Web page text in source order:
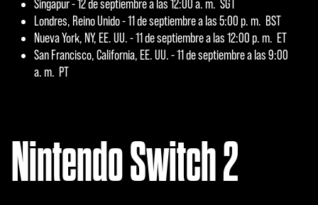
Singapur - 12 de septiembre a las 12:00 a. m. SGT
Londres, Reino Unido - 11 de septiembre a las 5:00 p. m. BST
Nueva York, NY, EE. UU. - 11 de septiembre a las 12:00 p. m. ET
San Francisco, California, EE. UU. - 11 de septiembre a las 9:00
a. m. PT
Nintendo Switch 2